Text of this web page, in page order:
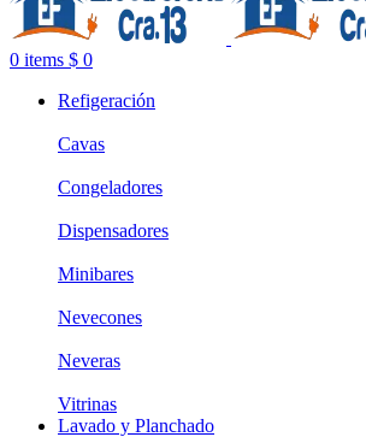
0 items $ 0
Refigeración
Cavas
Congeladores
Dispensadores
Minibares
Nevecones
Neveras
Vitrinas
Lavado y Planchado